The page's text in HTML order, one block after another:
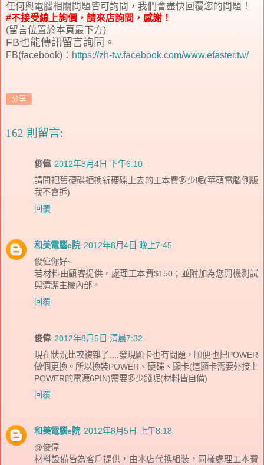
任何與電腦相關問題皆可詢問，我們會盡快回覆您的問題！
#不接受線上詢價，請來店詢問，感謝！
(留言位置於本頁最下方)
FB也能傳訊留言詢問。
FB(facebook)： https://zh-tw.facebook.com/www.efaster.tw/
分享
162 則留言:
俊偉 2012年8月4日 下午6:10
請問把舊硬碟插換新硬碟上去的工本費多少呢(華碩電腦側版
我不會拆)
回覆
和美電腦e院 2012年8月4日 晚上7:45
俊偉你好~
若材料由顧客提供，處理工本費$150；並附加為您開機測試
與清潔主機內部。
回覆
俊偉 2012年8月5日 清晨7:32
現在狀況比較複雜了....發現顯卡也有問題，順便也把POWER
做個更換。所以換裝POWER、硬碟、顯卡(這顯卡需要外接上
POWER的電源6PIN)需要多少錢呢(材料皆自備)
回覆
和美電腦e院 2012年8月5日 上午8:18
@俊偉
材料設備皆為客戶提供，由本店代換組裝，同樣處理工本費